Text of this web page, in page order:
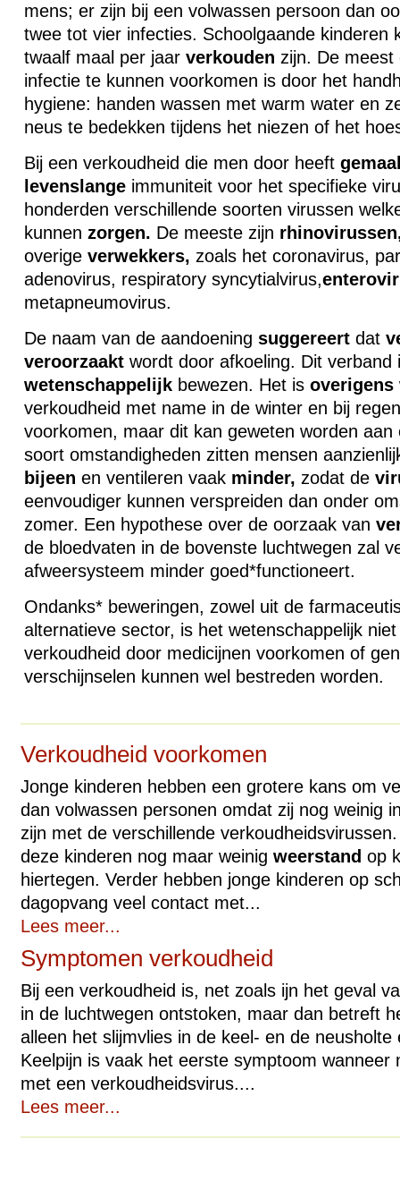
mens; er zijn bij een volwassen persoon dan
twee tot vier infecties. Schoolgaande kinderen
twaalf maal per jaar verkouden zijn. De meest
infectie te kunnen voorkomen is door het
hygiene: handen wassen met warm water en
neus te bedekken tijdens het niezen of het
Bij een verkoudheid die men door heeft
levenslangeimmuniteit voor het specifieke
honderden verschillende soorten virussen
kunnen zorgen. De meeste zijn
overige verwekkers, zoals het coronavirus,
adenovirus, respiratory syncytialvirus,
metapneumovirus.
De naam van de aandoening suggereertdat
veroorzaaktwordt door afkoeling. Dit verband
wetenschappelijkbewezen. Het is overigens
verkoudheid met name in de winter en bij
voorkomen, maar dit kan geweten worden
soort omstandigheden zitten mensen
bijeen en ventileren vaak minder, zodat de
eenvoudiger kunnen verspreiden dan onder
zomer. Een hypothese over de oorzaak van
de bloedvaten in de bovenste luchtwegen zal
afweersysteem minder goed*functioneert.
Ondanks* beweringen, zowel uit de
alternatieve sector, is het wetenschappelijk
verkoudheid door medicijnen voorkomen of
verschijnselen kunnen wel bestreden worden.
Verkoudheid voorkomen
Jonge kinderen hebben een grotere kans om
dan volwassen personen omdat zij nog weinig
zijn met de verschillende
deze kinderen nog maar weinig weerstand op
hiertegen. Verder hebben jonge kinderen op
dagopvang veel contact met...
Lees meer...
Symptomen verkoudheid
Bij een verkoudheid is, net zoals ijn het geval
in de luchtwegen ontstoken, maar dan betreft
alleen het slijmvlies in de keel- en de neusholte
Keelpijn is vaak het eerste symptoom wanneer
met een verkoudheidsvirus....
Lees meer...